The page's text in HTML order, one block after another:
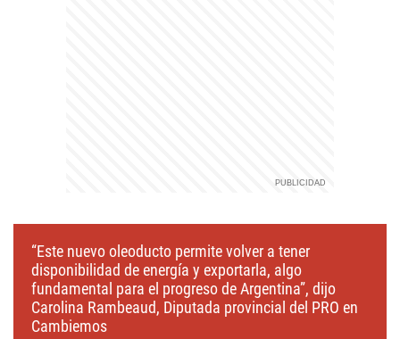
“Este nuevo oleoducto permite volver a tener
disponibilidad de energía y exportarla, algo
fundamental para el progreso de Argentina”, dijo
Carolina Rambeaud, Diputada provincial del PRO en
Cambiemos